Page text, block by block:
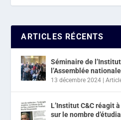
ARTICLES RÉCENTS
Séminaire de
l’Assemblée nationale
13 décembre 2024 |
L’Institut C&C réagit
sur le nombre